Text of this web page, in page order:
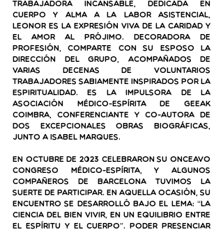
Trabajadora incansable, dedicada en
cuerpo y alma a la labor asistencial,
Leonor es la expresión viva de la caridad y
el amor al prójimo. Decoradora de
profesión, comparte con su esposo la
dirección del grupo, acompañados de
varias decenas de voluntarios
trabajadores sabiamente inspirados por la
espiritualidad. Es la impulsora de la
Asociación Médico-Espírita de Geeak
Coimbra, conferenciante y co-autora de
dos excepcionales obras biográficas,
junto a Isabel Marques.
En octubre de 2023 celebraron su onceavo
congreso médico-espírita, y algunos
compañeros de Barcelona tuvimos la
suerte de participar. En aquella ocasión, su
encuentro se desarrolló bajo el lema: “La
ciencia del bien vivir, en un equilibrio entre
el espíritu y el cuerpo”. Poder presenciar